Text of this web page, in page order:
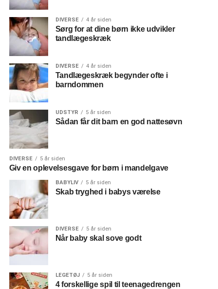
DIVERSE 4 år siden
Sørg for at dine børn ikke udvikler
tandlægeskræk
DIVERSE 4 år siden
Tandlægeskræk begynder ofte i
barndommen
UDSTYR 5 år siden
Sådan får dit barn en god nattesøvn
DIVERSE 5 år siden
Giv en oplevelsesgave for børn i mandelgave
BABYLIV 5 år siden
Skab tryghed i babys værelse
DIVERSE 5 år siden
Når baby skal sove godt
LEGETØJ 5 år siden
4 forskellige spil til teenagedrengen